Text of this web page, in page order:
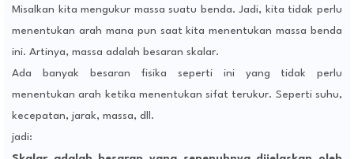
Misalkan kita mengukur massa suatu benda. Jadi, kita tidak perlu
menentukan arah mana pun saat kita menentukan massa benda
ini. Artinya, massa adalah besaran skalar.
Ada banyak besaran fisika seperti ini yang tidak perlu
menentukan arah ketika menentukan sifat terukur. Seperti suhu,
kecepatan, jarak, massa, dll.
jadi: